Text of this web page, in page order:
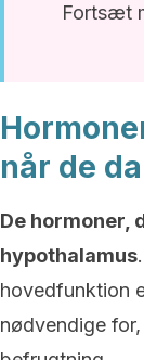
Fortsæt
når de
De hormoner,
hypothalamus
hovedfunktion
nødvendige